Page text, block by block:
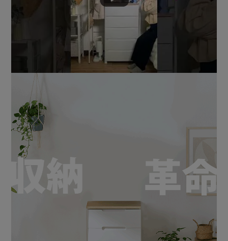
ハンガーパイプのないクローゼットでも衣類をつるしてスッ
キリ収納。